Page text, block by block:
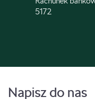
5172
Napisz do nas